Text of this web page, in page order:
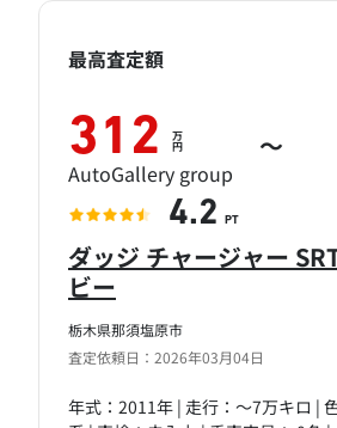
栃木県那須塩原市
査定依頼日：2026年03月04日
ダッジ チャージャー
ビー
年式：2011年 | 走行：～7万キロ |
最高査定額
312 万
円 ～
AutoGallery group
4.2 PT